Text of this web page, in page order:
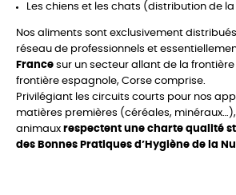
Les chiens et les chats (distribution de
Nos aliments sont exclusivement
réseau de professionnels et
France sur un secteur allant de la
frontière espagnole, Corse comprise.
Privilégiant les circuits courts pour nos
matières premières (céréales,
animaux respectent une charte qualité
des Bonnes Pratiques d’Hygiène de la